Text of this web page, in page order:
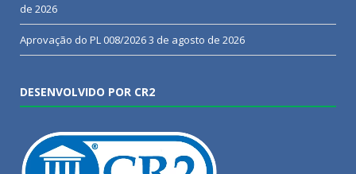
de 2026
Aprovação do PL 008/20263 de agosto de 2026
DESENVOLVIDO POR CR2